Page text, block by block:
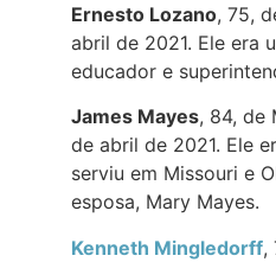
Ernesto Lozano, 75,
abril de 2021. Ele era
educador e
James Mayes, 84, de
de abril de 2021. Ele
serviu em Missouri e
esposa, Mary Mayes.
Kenneth Mingledorff,